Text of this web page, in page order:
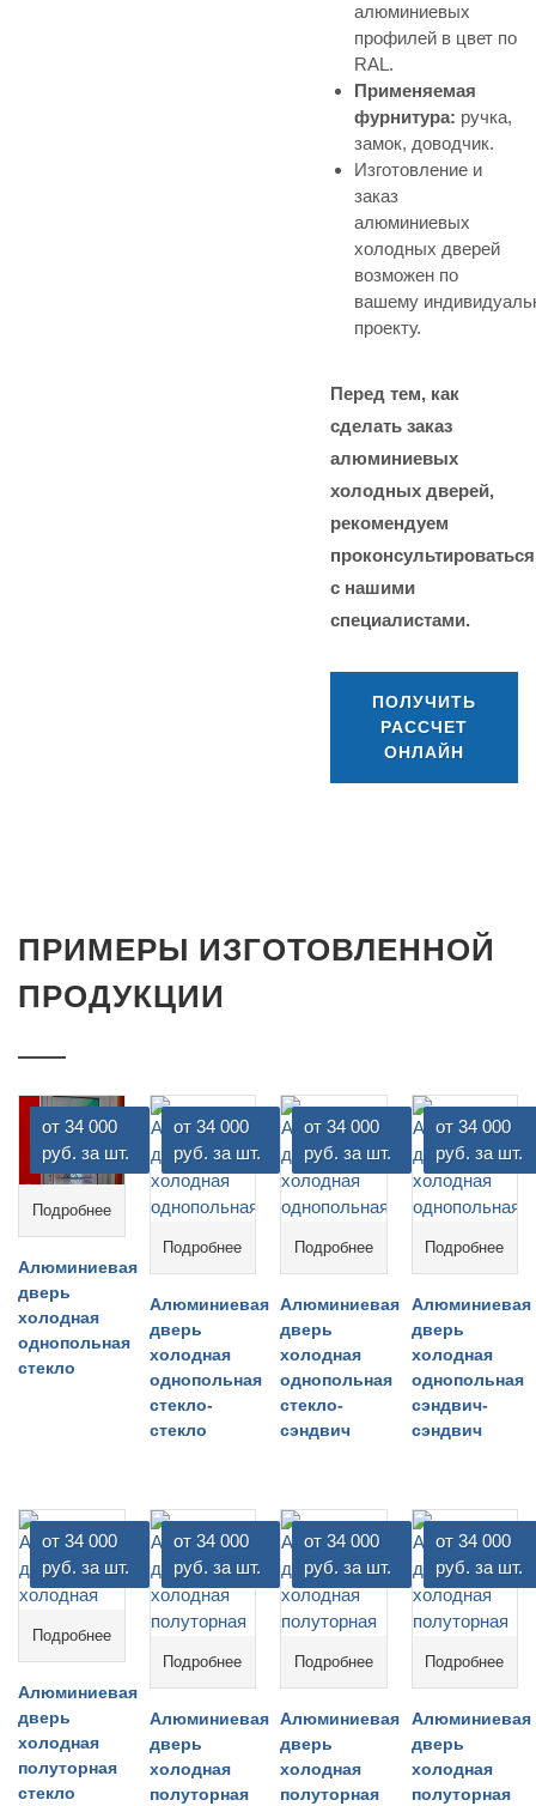
алюминиевых
профилей в цвет по
RAL.
Применяемая
фурнитура: ручка,
замок, доводчик.
Изготовление и
заказ
алюминиевых
холодных дверей
возможен по
вашему
проекту.
Перед тем, как
сделать заказ
алюминиевых
холодных дверей,
рекомендуем
проконсультироваться
с нашими
специалистами.
ПОЛУЧИТЬ
РАССЧЕТ
ОНЛАЙН
ПРИМЕРЫ ИЗГОТОВЛЕННОЙ
ПРОДУКЦИИ
от 34 000
руб. за шт.
Подробнее
Алюминиевая
дверь
холодная
однопольная
стекло
от 34 000
руб. за шт.
Подробнее
Алюминиевая
дверь
холодная
однопольная
стекло-
стекло
от 34 000
руб. за шт.
Подробнее
Алюминиевая
дверь
холодная
однопольная
стекло-
сэндвич
от 34 000
руб. за шт.
Подробнее
Алюминиевая
дверь
холодная
однопольная
сэндвич-
сэндвич
от 34 000
руб. за шт.
Подробнее
Алюминиевая
дверь
холодная
полуторная
стекло
от 34 000
руб. за шт.
Подробнее
Алюминиевая
дверь
холодная
полуторная
от 34 000
руб. за шт.
Подробнее
Алюминиевая
дверь
холодная
полуторная
от 34 000
руб. за шт.
Подробнее
Алюминиевая
дверь
холодная
полуторная